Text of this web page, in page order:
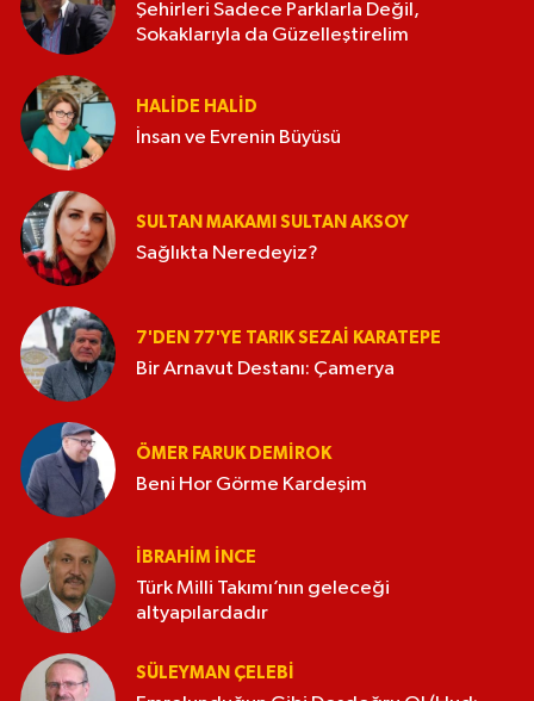
Şehirleri Sadece Parklarla Değil,
Sokaklarıyla da Güzelleştirelim
HALIDE HALID
İnsan ve Evrenin Büyüsü
SULTAN MAKAMI SULTAN AKSOY
Sağlıkta Neredeyiz?
7'DEN 77'YE TARIK SEZAI KARATEPE
Bir Arnavut Destanı: Çamerya
ÖMER FARUK DEMIROK
Beni Hor Görme Kardeşim
İBRAHIM İNCE
Türk Milli Takımı’nın geleceği
altyapılardadır
SÜLEYMAN ÇELEBI